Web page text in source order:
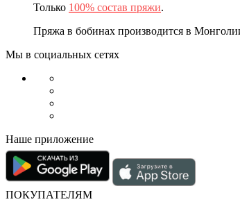
Только 100% состав пряжи.
Пряжа в бобинах производится в
Мы в социальных сетях
Наше приложение
ПОКУПАТЕЛЯМ